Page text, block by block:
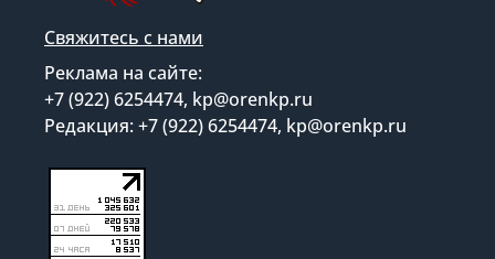
Свяжитесь с нами
Реклама на сайте:
+7 (922) 6254474, kp@orenkp.ru
Редакция: +7 (922) 6254474, kp@orenkp.ru